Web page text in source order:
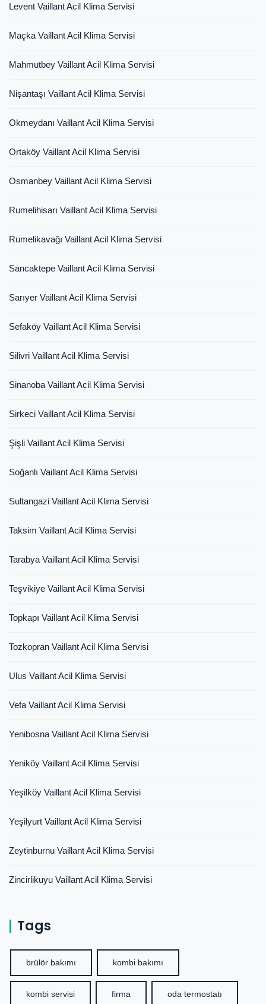
Levent Vaillant Acil Klima Servisi
Maçka Vaillant Acil Klima Servisi
Mahmutbey Vaillant Acil Klima Servisi
Nişantaşı Vaillant Acil Klima Servisi
Okmeydanı Vaillant Acil Klima Servisi
Ortaköy Vaillant Acil Klima Servisi
Osmanbey Vaillant Acil Klima Servisi
Rumelihisarı Vaillant Acil Klima Servisi
Rumelikavağı Vaillant Acil Klima Servisi
Sancaktepe Vaillant Acil Klima Servisi
Sarıyer Vaillant Acil Klima Servisi
Sefaköy Vaillant Acil Klima Servisi
Silivri Vaillant Acil Klima Servisi
Sinanoba Vaillant Acil Klima Servisi
Sirkeci Vaillant Acil Klima Servisi
Şişli Vaillant Acil Klima Servisi
Soğanlı Vaillant Acil Klima Servisi
Sultangazi Vaillant Acil Klima Servisi
Taksim Vaillant Acil Klima Servisi
Tarabya Vaillant Acil Klima Servisi
Teşvikiye Vaillant Acil Klima Servisi
Topkapı Vaillant Acil Klima Servisi
Tozkopran Vaillant Acil Klima Servisi
Ulus Vaillant Acil Klima Servisi
Vefa Vaillant Acil Klima Servisi
Yenibosna Vaillant Acil Klima Servisi
Yeniköy Vaillant Acil Klima Servisi
Yeşilköy Vaillant Acil Klima Servisi
Yeşilyurt Vaillant Acil Klima Servisi
Zeytinburnu Vaillant Acil Klima Servisi
Zincirlikuyu Vaillant Acil Klima Servisi
Tags
brülör bakımı kombi bakımı
kombi servisi firma oda termostatı